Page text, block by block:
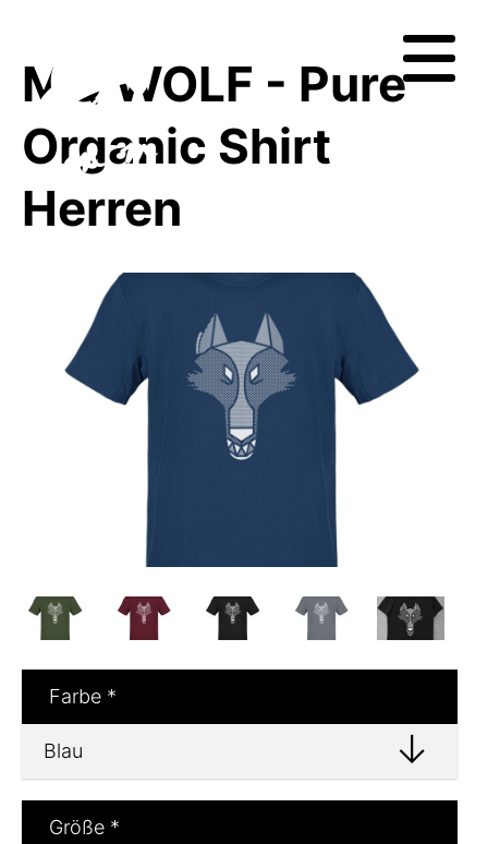
MQ WOLF - Pure
Organic Shirt
Herren
Farbe *
Größe *